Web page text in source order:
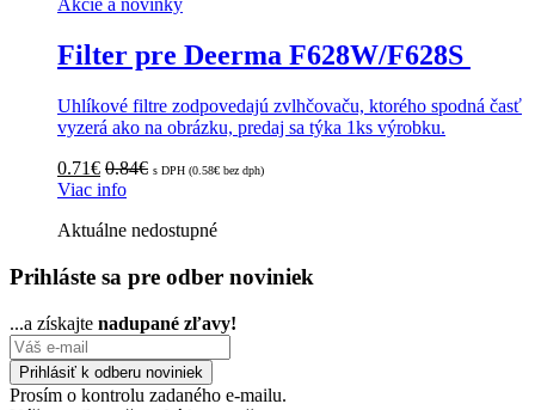
Akcie a novinky
Filter pre Deerma F628W/F628S
Uhlíkové filtre zodpovedajú zvlhčovaču, ktorého spodná časť
vyzerá ako na obrázku, predaj sa týka 1ks výrobku.
0.71€ 0.84€ s DPH (0.58€ bez dph)
Viac info
Aktuálne nedostupné
Prihláste sa pre odber noviniek
...a získajte nadupané zľavy!
Prosím o kontrolu zadaného e-mailu.